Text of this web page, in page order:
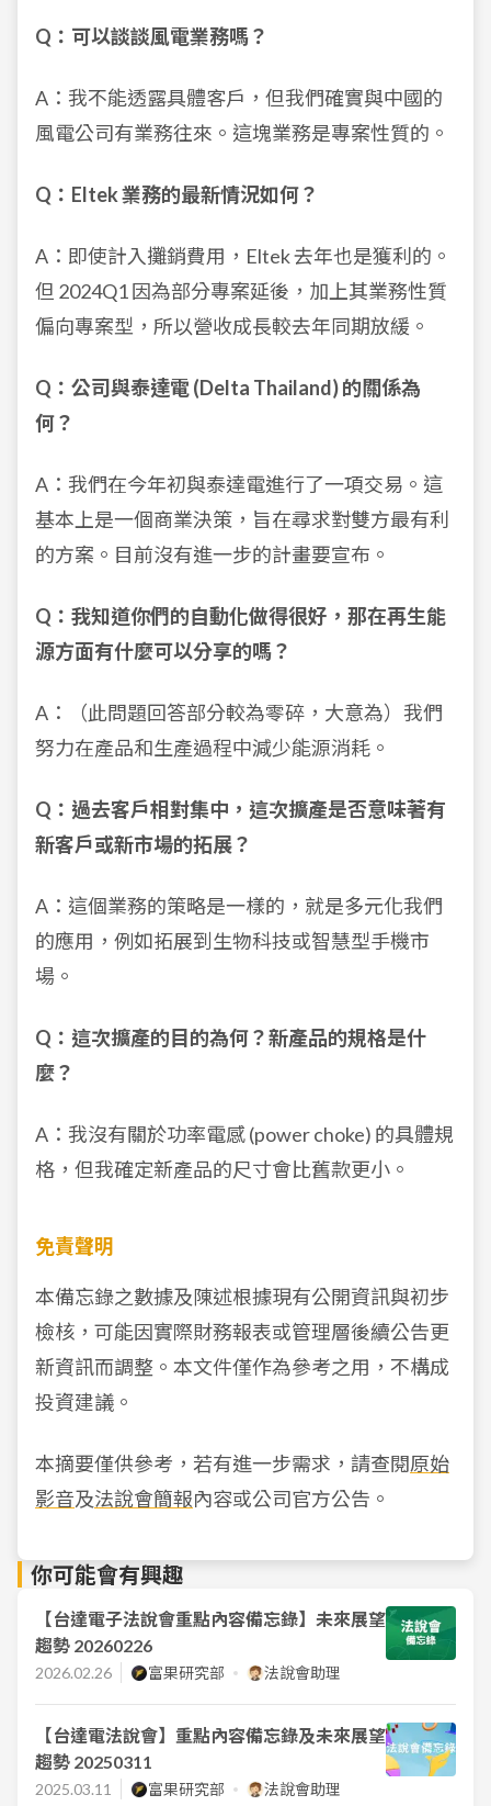
Q：可以談談風電業務嗎？
A：我不能透露具體客戶，但我們確實與中國的
風電公司有業務往來。這塊業務是專案性質的。
Q：Eltek 業務的最新情況如何？
A：即使計入攤銷費用，Eltek 去年也是獲利的。
但 2024Q1 因為部分專案延後，加上其業務性質
偏向專案型，所以營收成長較去年同期放緩。
Q：公司與泰達電 (Delta Thailand) 的關係為
何？
A：我們在今年初與泰達電進行了一項交易。這
基本上是一個商業決策，旨在尋求對雙方最有利
的方案。目前沒有進一步的計畫要宣布。
Q：我知道你們的自動化做得很好，那在再生能
源方面有什麼可以分享的嗎？
A：（此問題回答部分較為零碎，大意為）我們
努力在產品和生產過程中減少能源消耗。
Q：過去客戶相對集中，這次擴產是否意味著有
新客戶或新市場的拓展？
A：這個業務的策略是一樣的，就是多元化我們
的應用，例如拓展到生物科技或智慧型手機市
場。
Q：這次擴產的目的為何？新產品的規格是什
麼？
A：我沒有關於功率電感 (power choke) 的具體規
格，但我確定新產品的尺寸會比舊款更小。
免責聲明
本備忘錄之數據及陳述根據現有公開資訊與初步
檢核，可能因實際財務報表或管理層後續公告更
新資訊而調整。本文件僅作為參考之用，不構成
投資建議。
本摘要僅供參考，若有進一步需求，請查閱原始
影音及法說會簡報內容或公司官方公告。
你可能會有興趣
【台達電子法說會重點內容備忘錄】未來展望
趨勢 20260226
2026.02.26 富果研究部 法說會助理
【台達電法說會】重點內容備忘錄及未來展望
趨勢 20250311
2025.03.11 富果研究部 法說會助理